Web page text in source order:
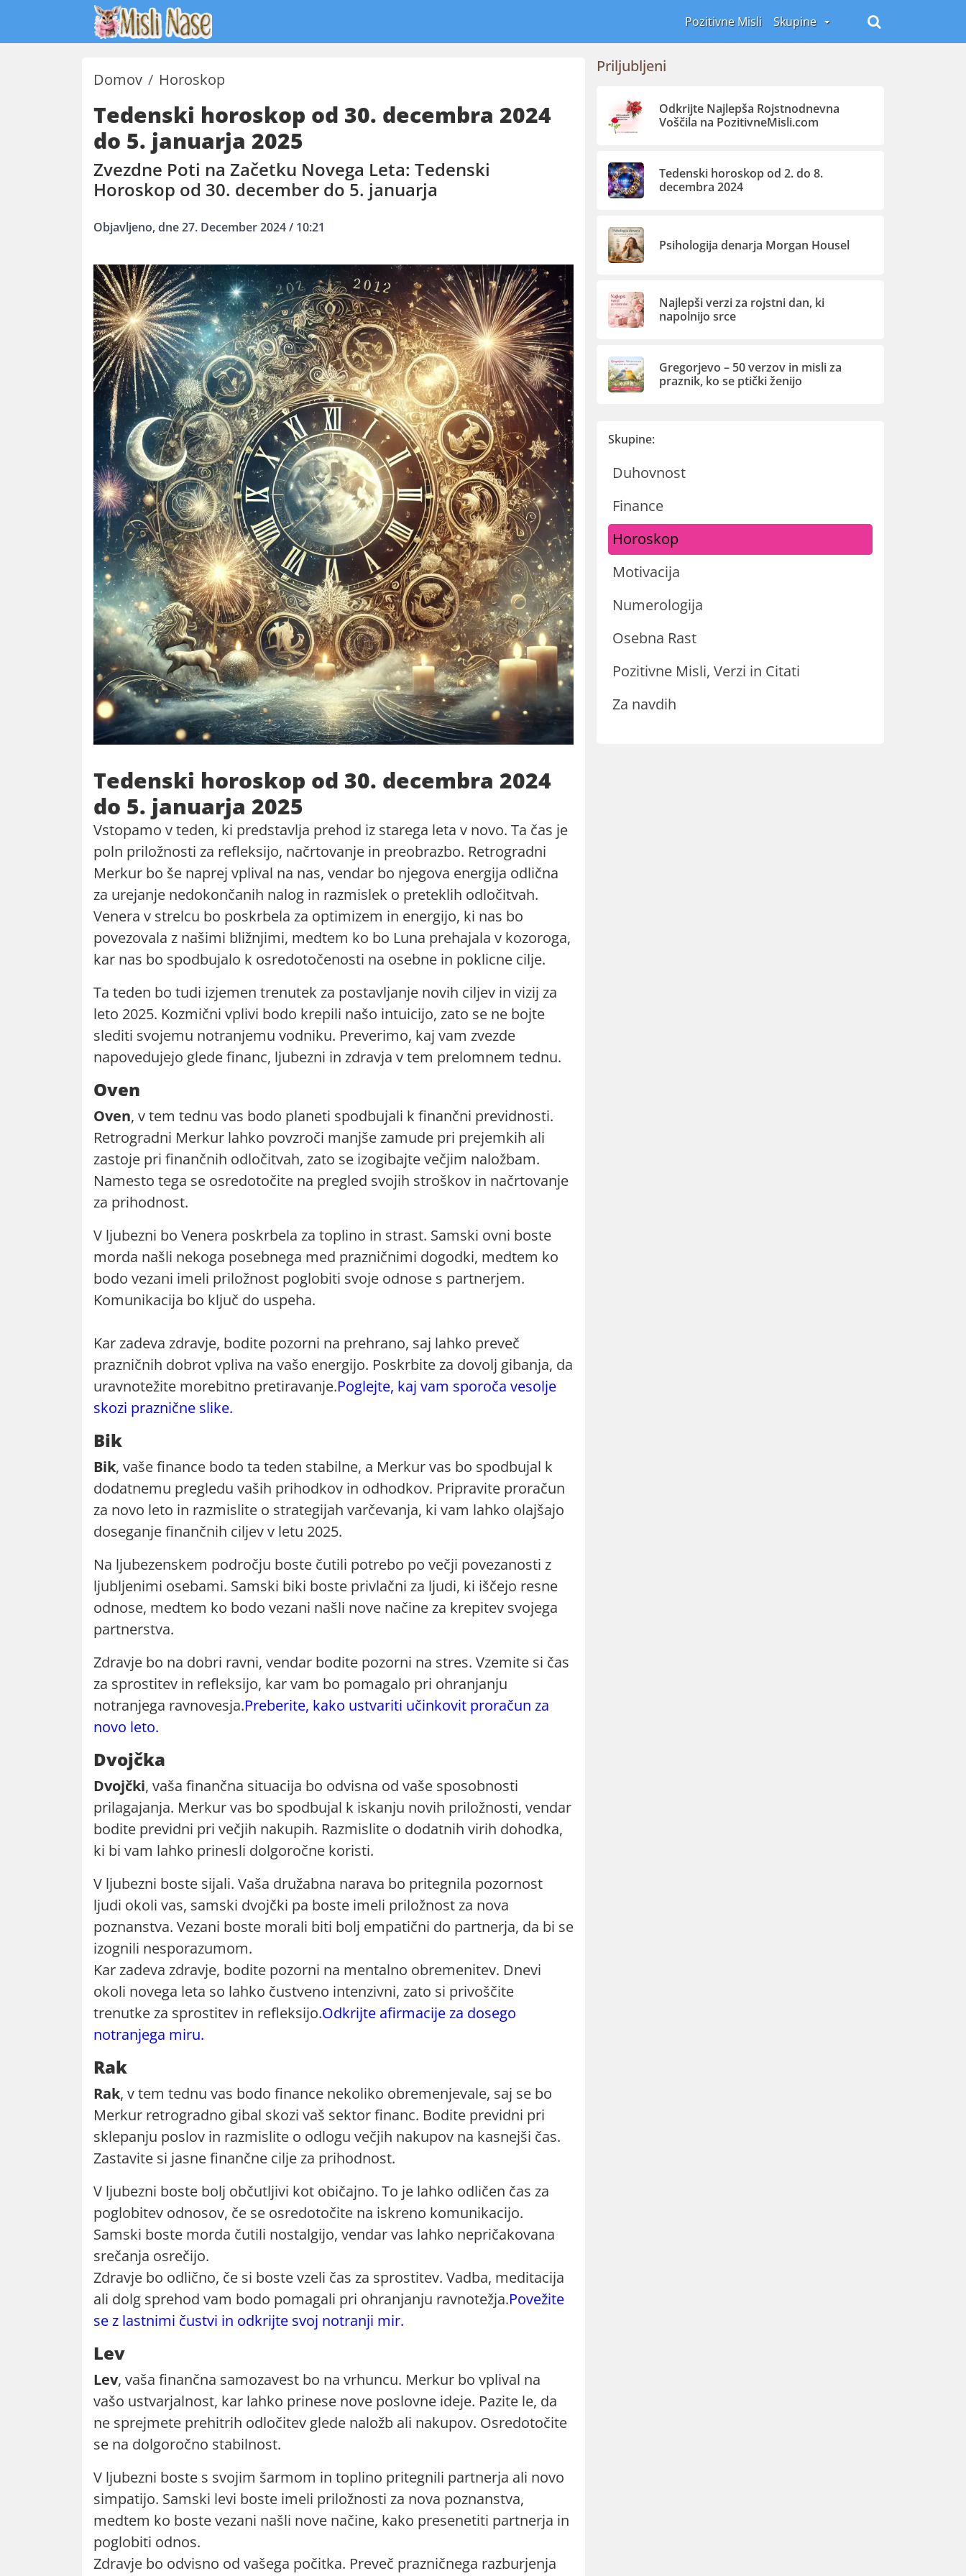
Pozitivne Misli Skupine
Domov Horoskop
Tedenski horoskop od 30. decembra 2024
do 5. januarja 2025
Zvezdne Poti na Začetku Novega Leta: Tedenski
Horoskop od 30. december do 5. januarja
Objavljeno, dne 27. December 2024 / 10:21
Tedenski horoskop od 30. decembra 2024
do 5. januarja 2025
Vstopamo v teden, ki predstavlja prehod iz starega leta v novo. Ta čas je
poln priložnosti za refleksijo, načrtovanje in preobrazbo. Retrogradni
Merkur bo še naprej vplival na nas, vendar bo njegova energija odlična
za urejanje nedokončanih nalog in razmislek o preteklih odločitvah.
Venera v strelcu bo poskrbela za optimizem in energijo, ki nas bo
povezovala z našimi bližnjimi, medtem ko bo Luna prehajala v kozoroga,
kar nas bo spodbujalo k osredotočenosti na osebne in poklicne cilje.
Ta teden bo tudi izjemen trenutek za postavljanje novih ciljev in vizij za
leto 2025. Kozmični vplivi bodo krepili našo intuicijo, zato se ne bojte
slediti svojemu notranjemu vodniku. Preverimo, kaj vam zvezde
napovedujejo glede financ, ljubezni in zdravja v tem prelomnem tednu.
Oven
Oven, v tem tednu vas bodo planeti spodbujali k finančni previdnosti.
Retrogradni Merkur lahko povzroči manjše zamude pri prejemkih ali
zastoje pri finančnih odločitvah, zato se izogibajte večjim naložbam.
Namesto tega se osredotočite na pregled svojih stroškov in načrtovanje
za prihodnost.
V ljubezni bo Venera poskrbela za toplino in strast. Samski ovni boste
morda našli nekoga posebnega med prazničnimi dogodki, medtem ko
bodo vezani imeli priložnost poglobiti svoje odnose s partnerjem.
Komunikacija bo ključ do uspeha.
Kar zadeva zdravje, bodite pozorni na prehrano, saj lahko preveč
prazničnih dobrot vpliva na vašo energijo. Poskrbite za dovolj gibanja, da
uravnotežite morebitno pretiravanje.Poglejte, kaj vam sporoča vesolje
skozi praznične slike.
Bik
Bik, vaše finance bodo ta teden stabilne, a Merkur vas bo spodbujal k
dodatnemu pregledu vaših prihodkov in odhodkov. Pripravite proračun
za novo leto in razmislite o strategijah varčevanja, ki vam lahko olajšajo
doseganje finančnih ciljev v letu 2025.
Na ljubezenskem področju boste čutili potrebo po večji povezanosti z
ljubljenimi osebami. Samski biki boste privlačni za ljudi, ki iščejo resne
odnose, medtem ko bodo vezani našli nove načine za krepitev svojega
partnerstva.
Zdravje bo na dobri ravni, vendar bodite pozorni na stres. Vzemite si čas
za sprostitev in refleksijo, kar vam bo pomagalo pri ohranjanju
notranjega ravnovesja.Preberite, kako ustvariti učinkovit proračun za
novo leto.
Dvojčka
Dvojčki, vaša finančna situacija bo odvisna od vaše sposobnosti
prilagajanja. Merkur vas bo spodbujal k iskanju novih priložnosti, vendar
bodite previdni pri večjih nakupih. Razmislite o dodatnih virih dohodka,
ki bi vam lahko prinesli dolgoročne koristi.
V ljubezni boste sijali. Vaša družabna narava bo pritegnila pozornost
ljudi okoli vas, samski dvojčki pa boste imeli priložnost za nova
poznanstva. Vezani boste morali biti bolj empatični do partnerja, da bi se
izognili nesporazumom.
Kar zadeva zdravje, bodite pozorni na mentalno obremenitev. Dnevi
okoli novega leta so lahko čustveno intenzivni, zato si privoščite
trenutke za sprostitev in refleksijo.Odkrijte afirmacije za dosego
notranjega miru.
Rak
Rak, v tem tednu vas bodo finance nekoliko obremenjevale, saj se bo
Merkur retrogradno gibal skozi vaš sektor financ. Bodite previdni pri
sklepanju poslov in razmislite o odlogu večjih nakupov na kasnejši čas.
Zastavite si jasne finančne cilje za prihodnost.
V ljubezni boste bolj občutljivi kot običajno. To je lahko odličen čas za
poglobitev odnosov, če se osredotočite na iskreno komunikacijo.
Samski boste morda čutili nostalgijo, vendar vas lahko nepričakovana
srečanja osrečijo.
Zdravje bo odlično, če si boste vzeli čas za sprostitev. Vadba, meditacija
ali dolg sprehod vam bodo pomagali pri ohranjanju ravnotežja.Povežite
se z lastnimi čustvi in odkrijte svoj notranji mir.
Lev
Lev, vaša finančna samozavest bo na vrhuncu. Merkur bo vplival na
vašo ustvarjalnost, kar lahko prinese nove poslovne ideje. Pazite le, da
ne sprejmete prehitrih odločitev glede naložb ali nakupov. Osredotočite
se na dolgoročno stabilnost.
V ljubezni boste s svojim šarmom in toplino pritegnili partnerja ali novo
simpatijo. Samski levi boste imeli priložnosti za nova poznanstva,
medtem ko boste vezani našli nove načine, kako presenetiti partnerja in
poglobiti odnos.
Zdravje bo odvisno od vašega počitka. Preveč prazničnega razburjenja
Priljubljeni
Odkrijte Najlepša Rojstnodnevna
Voščila na PozitivneMisli.com
Tedenski horoskop od 2. do 8.
decembra 2024
Psihologija denarja Morgan Housel
Najlepši verzi za rojstni dan, ki
napolnijo srce
Gregorjevo – 50 verzov in misli za
praznik, ko se ptički ženijo
Skupine:
Duhovnost
Finance
Horoskop
Motivacija
Numerologija
Osebna Rast
Pozitivne Misli, Verzi in Citati
Za navdih